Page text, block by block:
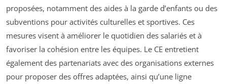
proposées, notamment des aides à la garde d’enfants ou des
subventions pour activités culturelles et sportives. Ces
mesures visent à améliorer le quotidien des salariés et à
favoriser la cohésion entre les équipes. Le CE entretient
également des partenariats avec des organisations externes
pour proposer des offres adaptées, ainsi qu’une ligne